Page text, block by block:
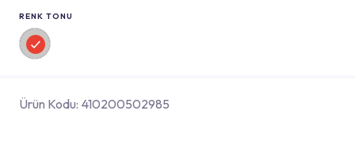
RENK TONU
Ürün Kodu: 410200502985